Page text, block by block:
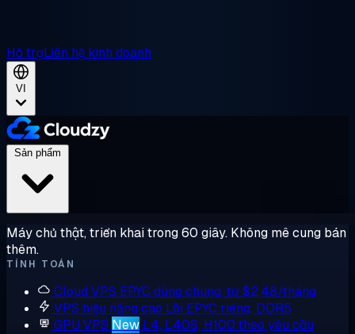
Hỗ trợLiên hệ kinh doanh
VI
Máy chủ thật, triển khai trong 60 giây. Không mê cung bán
thêm.
TÍNH TOÁN
Cloud VPS EPYC dùng chung, từ $2,48/tháng
VPS hiệu năng cao Lõi EPYC riêng, DDR5
GPU VPS New L4, L40S, H100 theo yêu cầu